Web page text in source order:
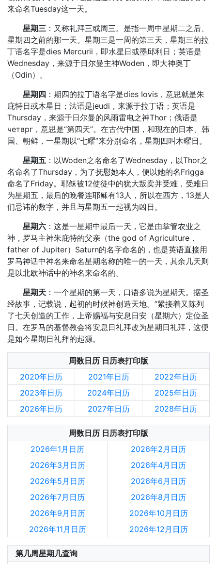
来命名Tuesday这一天。
星期三 ：又称礼拜三或周三。是指一周中星期二之后、
星期四之前的那一天。星期三是一周的第三天，星期三的拉
丁语名字是dies Mercurii，即水星日或墨邱利日；英语是
Wednesday，来源于日尔曼主神Woden，即大神奥丁
（Odin）。
星期四 ：期四的拉丁语名字是dies Iovis，意思就是朱
庇特日或木星日；法语是jeudi，来源于拉丁语；英语是
Thursday，来源于日尔曼的风雨雷电之神Thor；俄语是
четврг，意思是“第四天”。在古代中国，和现在的日本、韩
国、朝鲜，一星期以“七曜”来分别命名，星期四叫木曜日。
星期五 ：以Woden之名命名了Wednesday，以Thor之
名命名了Thursday，为了抚慰她本人，便以她的名Frigga
命名了Friday。耶稣被12使徒中的犹大叛卖并受难，受难日
为星期五，最后的晚餐连耶稣有13人，所以在西方，13是人
们忌讳的数字，并且与星期五一起视为凶日。
星期六 ：这是一星期中最后一天，它是由掌管农业之
神，罗马主神朱庇特的父亲（the god of Agriculture，
father of Jupiter）Saturn的名字命名的，也是英语直接用
罗马神话中神名来命名星期名称的唯一的一天，其余几天则
是以北欧神话中的神名来命名的。
星期天 ：一个星期的第一天，口语多说为星期天。据圣
经故事，记载说，起初的时候神创造天地。”紧接着又陈列
了七天创造的工作，上帝赐福与安息日安（星期六）定位圣
日。在罗马的基督教会将安息日礼拜改为星期日礼拜，这便
是如今星期日礼拜的起源。
周数日历 日历表打印版
2020年日历
2021年日历
2022年日历
2023年日历
2024年日历
2025年日历
2026年日历
2027年日历 2028年日历
周数日历 日历表打印版
2026年1月日历
2026年2月日历
2026年3月日历
2026年4月日历
2026年5月日历
2026年6月日历
2026年7月日历
2026年8月日历
2026年9月日历
2026年10月日历
2026年11月日历
2026年12月日历
第几周星期几查询